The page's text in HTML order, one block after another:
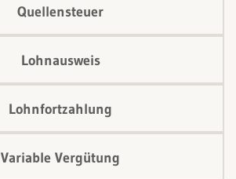
Quellensteuer
Lohnausweis
Lohnfortzahlung
Variable Vergütung